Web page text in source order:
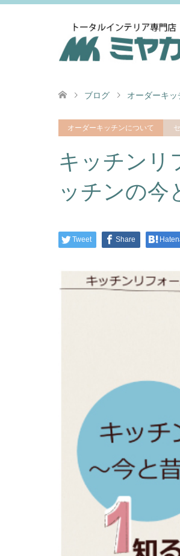
ブログ オーダーキッ
オーダーキッチンについて
キッチン
ッチンの今
Tweet Share